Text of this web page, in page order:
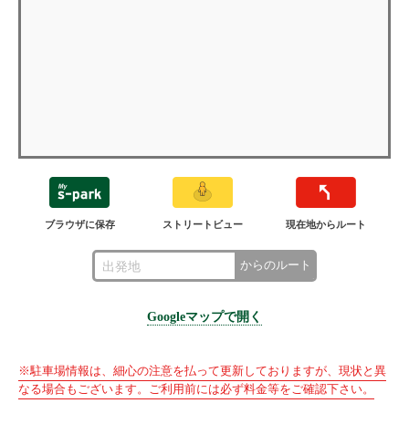
ブラウザに保存 ストリートビュー 現在地からルート
からのルート
Googleマップで開く
※駐車場情報は、細心の注意を払って更新しておりますが、現状と異
なる場合もございます。ご利用前には必ず料金等をご確認下さい。